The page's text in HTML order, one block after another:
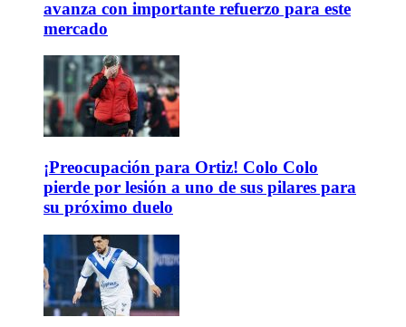
avanza con importante refuerzo para este
mercado
¡Preocupación para Ortiz! Colo Colo
pierde por lesión a uno de sus pilares para
su próximo duelo